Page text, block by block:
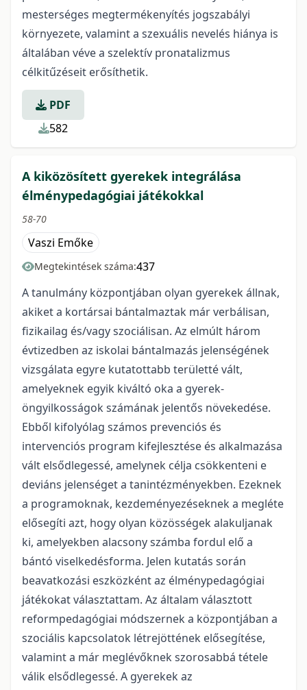
mesterséges megtermékenyítés jogszabályi
környezete, valamint a szexuá­lis nevelés hiánya is
általában véve a szelektív pronatalizmus
célkitűzéseit erősíthetik.
PDF
582
A kiközösített gyerekek integrálása
élménypedagógiai játékokkal
58-70
Vaszi Emőke
Megtekintések száma:437
A tanulmány központjában olyan gyerekek állnak,
akiket a kortársai bántalmaztak már verbálisan,
fizikailag és/vagy szociálisan. Az elmúlt három
évtizedben az iskolai bántalmazás jelenségének
vizsgálata egyre kutatottabb területté vált,
amelyeknek egyik kiváltó oka a gyerek-
öngyilkosságok számának jelentős növekedése.
Ebből kifolyólag számos prevenciós és
intervenciós program kifejlesztése és alkalmazása
vált elsődlegessé, amelynek célja csökkenteni e
deviáns jelenséget a tanintézményekben. Ezeknek
a programoknak, kezdeményezéseknek a megléte
elősegíti azt, hogy olyan közösségek alakuljanak
ki, amelyekben alacsony számba fordul elő a
bántó viselkedésforma. Jelen kutatás során
beavatkozási eszközként az élménypedagógiai
játékokat választattam. Az általam választott
reformpedagógiai módszernek a központjában a
szociális kapcsolatok létrejöttének elősegítése,
valamint a már meglévőknek szorosabbá tétele
válik elsődlegessé. A gyerekek az